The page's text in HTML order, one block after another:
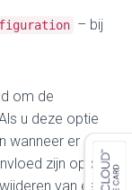
– bij
om de
u deze optie
wanneer er
zijn op de
van een rij